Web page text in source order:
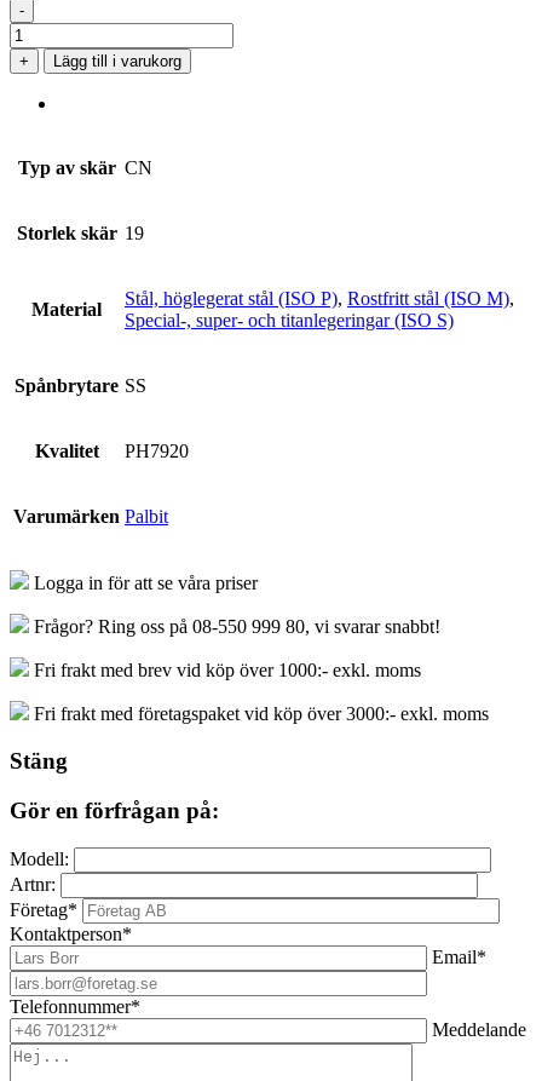
-
CNMG
190612-
SS
PH7920
+ Lägg till i varukorg
Typ av skär CN
Storlek skär 19
Material
Stål, höglegerat stål (ISO P), Rostfritt stål (ISO M),
Special-, super- och titanlegeringar (ISO S)
Spånbrytare SS
Kvalitet PH7920
Varumärken Palbit
Logga in för att se våra priser
Frågor? Ring oss på 08-550 999 80, vi svarar snabbt!
Fri frakt med brev vid köp över 1000:- exkl. moms
Fri frakt med företagspaket vid köp över 3000:- exkl. moms
Stäng
Gör en förfrågan på:
Modell:
Artnr:
Företag*
Kontaktperson*
Email*
Telefonnummer*
Meddelande